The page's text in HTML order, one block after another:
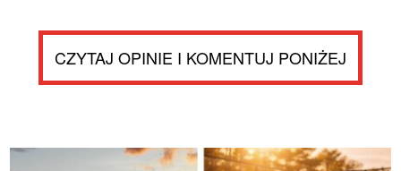
CZYTAJ OPINIE I KOMENTUJ PONIŻEJ